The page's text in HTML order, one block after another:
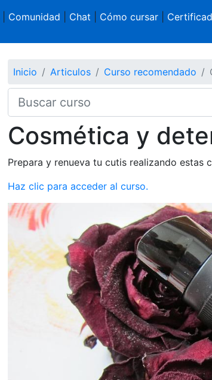
Comunidad Chat Cómo cursar|
Inicio Articulos Curso recomendado
Cosmética y
Prepara y renueva tu cutis realizando estas
Haz clic para acceder al curso.